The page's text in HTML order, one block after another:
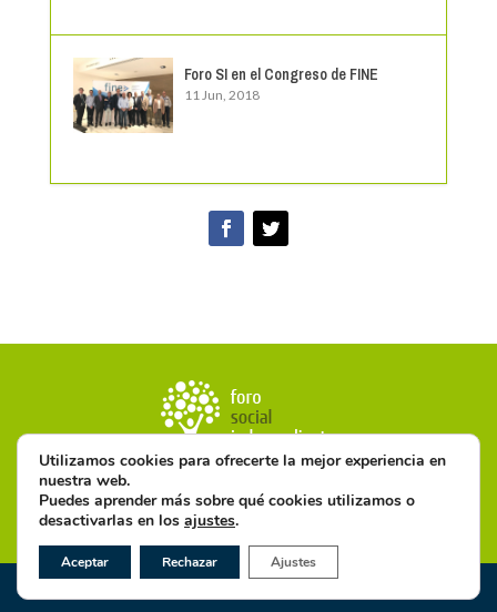
Foro SI en el Congreso de FINE
11 Jun, 2018
Aviso Legal·Política de Privacidad·Política de Cookies
Utilizamos cookies para ofrecerte la mejor experiencia en
nuestra web.
Puedes aprender más sobre qué cookies utilizamos o
desactivarlas en los ajustes.
Aceptar Rechazar Ajustes